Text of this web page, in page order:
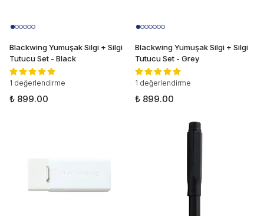
Blackwing Yumuşak Silgi + Silgi
Tutucu Set - Black
1 değerlendirme
₺ 899.00
Blackwing Yumuşak Silgi + Silgi
Tutucu Set - Grey
1 değerlendirme
₺ 899.00